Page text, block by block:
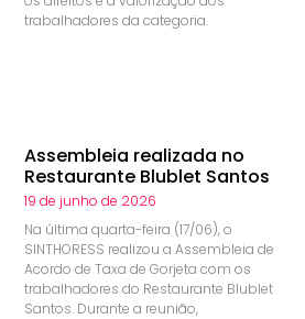
trabalhadores da categoria.
Assembleia realizada no
Restaurante Blublet Santos
19 de junho de 2026
Na última quarta-feira (17/06), o
SINTHORESS realizou a Assembleia de
Acordo de Taxa de Gorjeta com os
trabalhadores do Restaurante Blublet
Santos. Durante a reunião,